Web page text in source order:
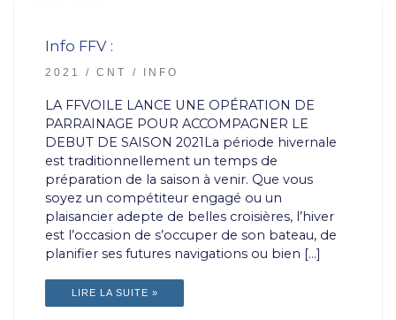
Info FFV :
2021 CNT INFO
LA FFVOILE LANCE UNE OPÉRATION DE
PARRAINAGE POUR ACCOMPAGNER LE
DEBUT DE SAISON 2021La période hivernale
est traditionnellement un temps de
préparation de la saison à venir. Que vous
soyez un compétiteur engagé ou un
plaisancier adepte de belles croisières, l’hiver
est l’occasion de s’occuper de son bateau, de
planifier ses futures navigations ou bien […]
LIRE LA SUITE »